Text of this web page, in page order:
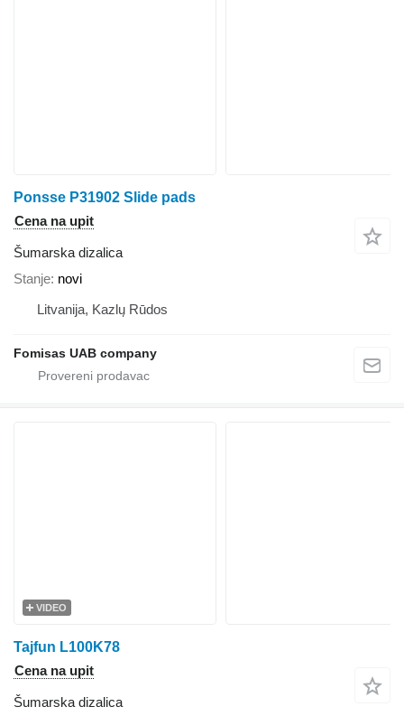
Ponsse P31902 Slide pads
Cena na upit
Šumarska dizalica
Stanje novi
Litvanija, Kazlų Rūdos
Fomisas UAB company
VIDEO
Tajfun L100K78
Cena na upit
Šumarska dizalica